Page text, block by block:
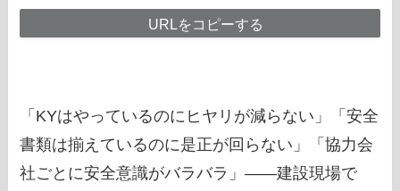
URLをコピーする
「KYはやっているのにヒヤリが減らない」「安全
書類は揃えているのに是正が回らない」「協力会
社ごとに安全意識がバラバラ」——建設現場で